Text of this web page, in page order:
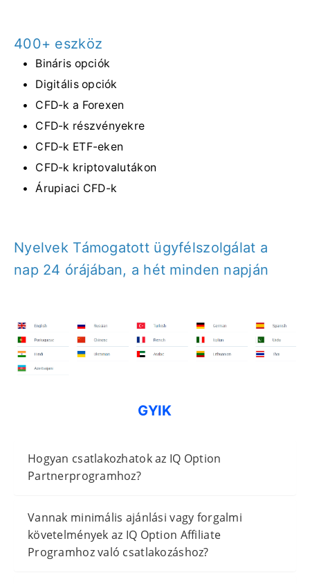
400+ eszköz
Bináris opciók
Digitális opciók
CFD-k a Forexen
CFD-k részvényekre
CFD-k ETF-eken
CFD-k kriptovalutákon
Árupiaci CFD-k
Nyelvek Támogatott ügyfélszolgálat a
nap 24 órájában, a hét minden napján
GYIK
Hogyan csatlakozhatok az IQ Option
Partnerprogramhoz?
Vannak minimális ajánlási vagy forgalmi
követelmények az IQ Option Affiliate
Programhoz való csatlakozáshoz?